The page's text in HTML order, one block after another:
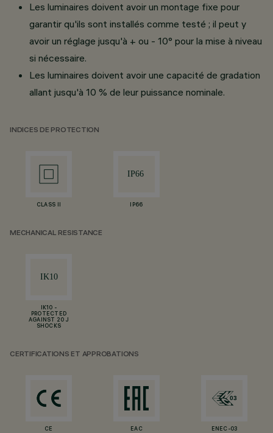
Les luminaires doivent avoir un montage fixe pour
garantir qu'ils sont installés comme testé ; il peut y
avoir un réglage jusqu'à + ou - 10° pour la mise à niveau
si nécessaire.
Les luminaires doivent avoir une capacité de gradation
allant jusqu'à 10 % de leur puissance nominale.
INDICES DE PROTECTION
CLASS II IP66
MECHANICAL RESISTANCE
IK10 -
PROTECTED
AGAINST 20 J
SHOCKS
CERTIFICATIONS ET APPROBATIONS
CE EAC ENEC-03